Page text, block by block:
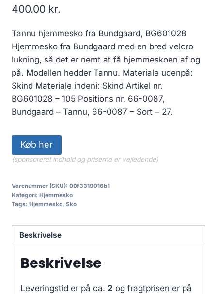
400.00 kr.
Tannu hjemmesko fra Bundgaard, BG601028
Hjemmesko fra Bundgaard med en bred velcro
lukning, så det er nemt at få hjemmeskoen af og
på. Modellen hedder Tannu. Materiale udenpå:
Skind Materiale indeni: Skind Artikel nr.
BG601028 – 105 Positions nr. 66-0087,
Bundgaard – Tannu, 66-0087 – Sort – 27.
Køb her
(sponsoreret indhold og priserne er vejledende)
Varenummer (SKU): 00f3319016b1
Kategori: Hjemmesko
Tags: Hjemmesko, Sko
Beskrivelse
Beskrivelse
Leveringstid er på ca. 2 og fragtprisen er på